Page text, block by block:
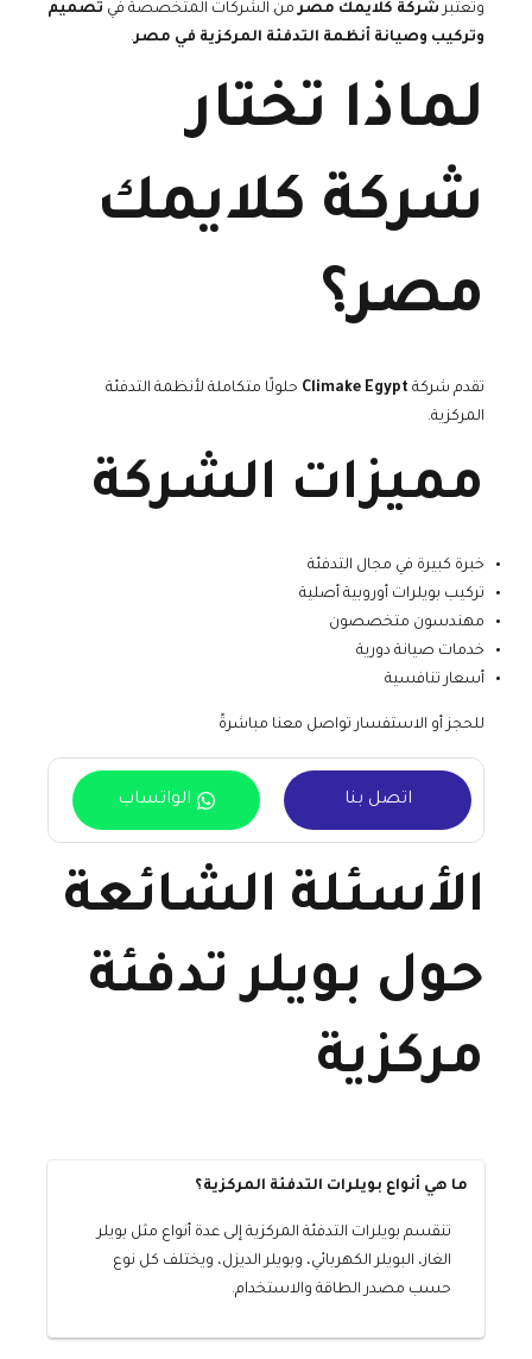
وتعتبرشركة كلايمك مصرمن الشركات المتخصصة في تصميم
وتركيب وصيانة أنظمة التدفئة المركزية في مصر.
لماذا تختار
شركة كلايمك
مصر؟
تقدم شركة Climake Egypt حلولًا متكاملة لأنظمة التدفئة
المركزية.
مميزات الشركة
خبرة كبيرة في مجال التدفئة
تركيب بويلرات أوروبية أصلية
مهندسون متخصصون
خدمات صيانة دورية
أسعار تنافسية
للحجز أو الاستفسار تواصل معنا مباشرةً
اتصل بنا الواتساب
الأسئلة الشائعة
حول بويلر تدفئة
مركزية
ما هي أنواع بويلرات التدفئة المركزية؟
تنقسم بويلرات التدفئة المركزية إلى عدة أنواع مثل بويلر
الغاز، البويلر الكهربائي، وبويلر الديزل، ويختلف كل نوع
حسب مصدر الطاقة والاستخدام.